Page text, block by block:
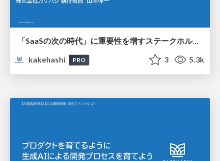
「SaaSの次の時代」に重要性を増すステークホルダーマネジメントの要諦 ～解像度を圧倒的に高めPdMの価値を最大化させる方法～
kakehashi
PRO 3 5.3k